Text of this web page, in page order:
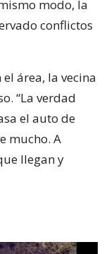
modo, la
conflictos
área, la vecina
“La verdad
el auto de
mucho. A
llegan y